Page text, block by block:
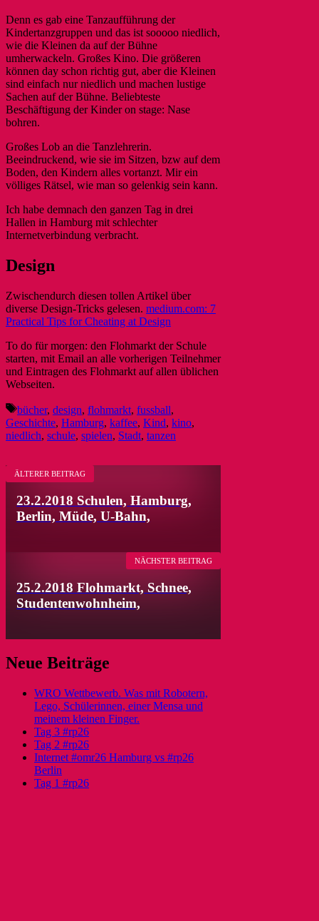
Denn es gab eine Tanzaufführung der
Kindertanzgruppen und das ist sooooo niedlich,
wie die Kleinen da auf der Bühne
umherwackeln. Großes Kino. Die größeren
können day schon richtig gut, aber die Kleinen
sind einfach nur niedlich und machen lustige
Sachen auf der Bühne. Beliebteste
Beschäftigung der Kinder on stage: Nase
bohren.
Großes Lob an die Tanzlehrerin.
Beeindruckend, wie sie im Sitzen, bzw auf dem
Boden, den Kindern alles vortanzt. Mir ein
völliges Rätsel, wie man so gelenkig sein kann.
Ich habe demnach den ganzen Tag in drei
Hallen in Hamburg mit schlechter
Internetverbindung verbracht.
Design
Zwischendurch diesen tollen Artikel über
diverse Design-Tricks gelesen. medium.com: 7
Practical Tips for Cheating at Design
To do für morgen: den Flohmarkt der Schule
starten, mit Email an alle vorherigen Teilnehmer
und Eintragen des Flohmarkt auf allen üblichen
Webseiten.
Schlagwörter
bücher, design, flohmarkt, fussball,
Geschichte, Hamburg, kaffee, Kind, kino,
niedlich, schule, spielen, Stadt, tanzen
ÄLTERER BEITRAG
23.2.2018 Schulen, Hamburg,
Berlin, Müde, U-Bahn,
25.2.2018 Flohmarkt, Schnee,
Studentenwohnheim,
NÄCHSTER BEITRAG
Neue Beiträge
WRO Wettbewerb. Was mit Robotern,
Lego, Schülerinnen, einer Mensa und
meinem kleinen Finger.
Tag 3 #rp26
Tag 2 #rp26
Internet #omr26 Hamburg vs #rp26
Berlin
Tag 1 #rp26